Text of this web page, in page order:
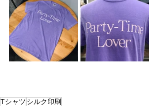
Tシャツ シルク印刷